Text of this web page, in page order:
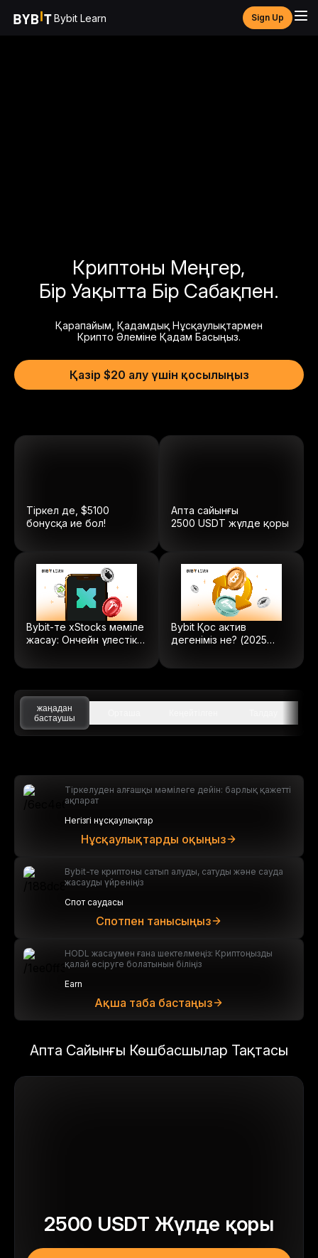
Bybit Learn Sign Up
Криптоны Меңгер,
Бір Уақытта Бір Сабақпен.
Қарапайым, Қадамдық Нұсқаулықтармен
Крипто Әлеміне Қадам Басыңыз.
Қазір $20 алу үшін қосылыңыз
Тіркел де, $5100
бонусқа ие бол!
Апта сайынғы
2500 USDT жүлде қоры
Bybit-те xStocks мәміле
жасау: Ончейн үлестік
Bybit Қос актив
дегеніміз не? (2025
жаңадан
бастаушы
Тіркелуден алғашқы мәмілеге дейін: барлық қажетті
ақпарат
Негізгі нұсқаулықтар
Нұсқаулықтарды оқыңыз
Bybit-те криптоны сатып алуды, сатуды және сауда
жасауды үйреніңіз
Спот саудасы
Спотпен танысыңыз
HODL жасаумен ғана шектелмеңіз: Криптоңызды
қалай өсіруге болатынын біліңіз
Earn
Ақша таба бастаңыз
Апта Сайынғы Көшбасшылар Тақтасы
2500 USDT Жүлде қоры